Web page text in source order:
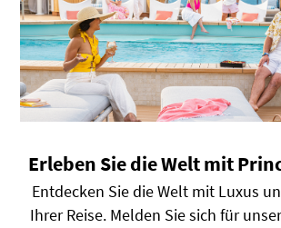
Erleben Sie die Welt mit
Entdecken Sie die Welt mit Luxus
Ihrer Reise. Melden Sie sich für